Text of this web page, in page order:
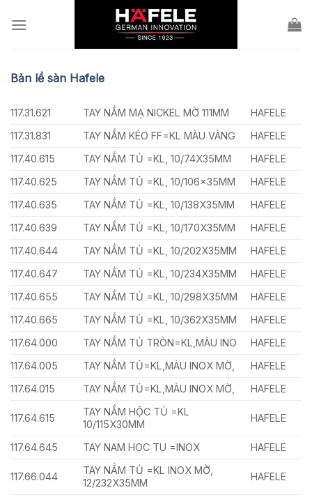
Bản lề sàn Hafele
117.31.621 TAY NẮM MẠ NICKEL MỜ 111MM
HAFELE
117.31.831
TAY NẮM KÉO FF=KL MÀU VÀNG
HAFELE
117.40.615
TAY NẮM TỦ =KL, 10/74X35MM
HAFELE
117.40.625
TAY NẮM TỦ =KL, 10/106x35MM
HAFELE
117.40.635
TAY NẮM TỦ =KL, 10/138X35MM
HAFELE
117.40.639
TAY NẮM TỦ =KL, 10/170X35MM
HAFELE
117.40.644
TAY NẮM TỦ =KL, 10/202X35MM
HAFELE
117.40.647
TAY NẮM TỦ =KL, 10/234X35MM
HAFELE
117.40.655
TAY NẮM TỦ =KL, 10/298X35MM
HAFELE
117.40.665
TAY NẮM TỦ =KL, 10/362X35MM
HAFELE
117.64.000
TAY NẮM TỦ TRÒN=KL,MÀU INO
HAFELE
117.64.005
TAY NẮM TỦ=KL,MÀU INOX MỜ,
HAFELE
117.64.015
TAY NẮM TỦ=KL,MÀU INOX MỜ, HAFELE
117.64.615
TAY NẮM HỘC TỦ =KL
10/115X30MM
HAFELE
117.64.645 TAY NAM HOC TU =INOX HAFELE
117.66.044
TAY NẮM TỦ =KL INOX MỜ,
12/232X35MM
HAFELE